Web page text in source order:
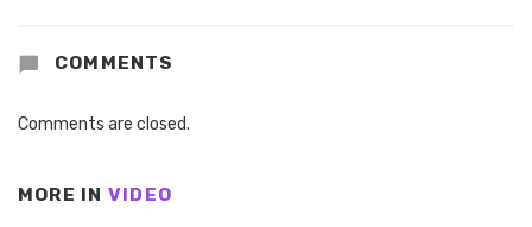
COMMENTS
Comments are closed.
MORE IN VIDEO